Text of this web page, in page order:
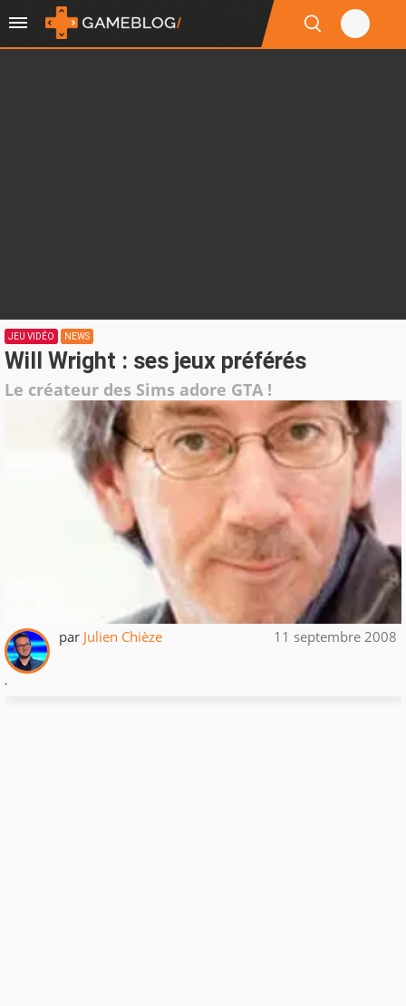
JEU VIDÉO NEWS
Will Wright : ses jeux préférés
Le créateur des Sims adore GTA !
par Julien Chièze 11 septembre 2008
.